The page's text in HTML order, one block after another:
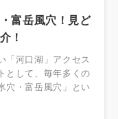
富岳風穴！見ど
！
「河口湖」アクセス
として、毎年多くの
穴・富岳風穴」とい